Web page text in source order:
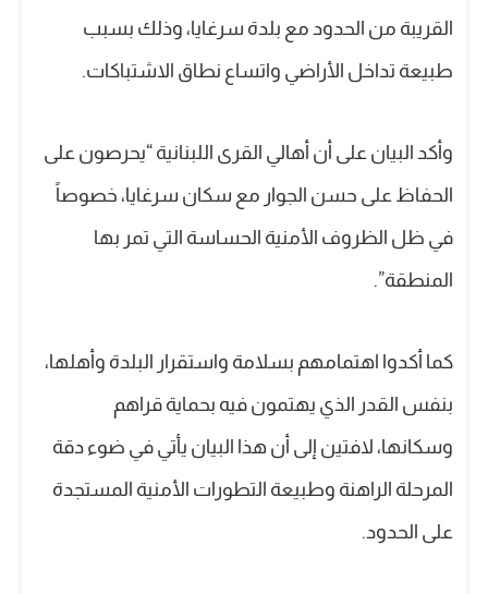
القريبة من الحدود مع بلدة سرغايا، وذلك بسبب
طبيعة تداخل الأراضي واتساع نطاق الاشتباكات.
وأكد البيان على أن أهالي القرى اللبنانية “يحرصون على
الحفاظ على حسن الجوار مع سكان سرغايا، خصوصاً
في ظل الظروف الأمنية الحساسة التي تمر بها
المنطقة”.
كما أكدوا اهتمامهم بسلامة واستقرار البلدة وأهلها،
بنفس القدر الذي يهتمون فيه بحماية قراهم
وسكانها، لافتين إلى أن هذا البيان يأتي في ضوء دقة
المرحلة الراهنة وطبيعة التطورات الأمنية المستجدة
على الحدود.